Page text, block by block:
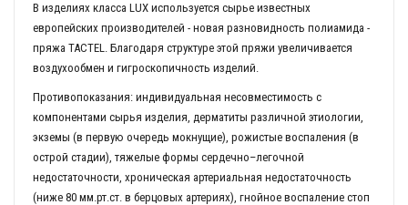
В изделиях класса LUX используется сырье известных
европейских производителей - новая разновидность полиамида -
пряжа TACTEL. Благодаря структуре этой пряжи увеличивается
воздухообмен и гигроскопичность изделий.
Противопоказания: индивидуальная несовместимость с
компонентами сырья изделия, дерматиты различной этиологии,
экземы (в первую очередь мокнущие), рожистые воспаления (в
острой стадии), тяжелые формы сердечно–легочной
недостаточности, хроническая артериальная недостаточность
(ниже 80 мм.рт.ст. в берцовых артериях), гнойное воспаление стоп